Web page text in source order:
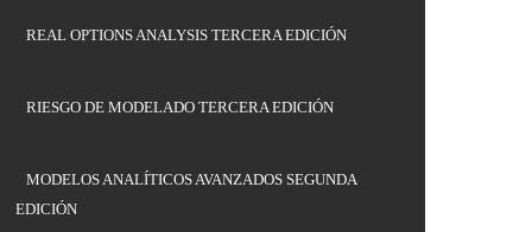
REAL OPTIONS ANALYSIS TERCERA EDICIÓN
RIESGO DE MODELADO TERCERA EDICIÓN
MODELOS ANALÍTICOS AVANZADOS SEGUNDA
EDICIÓN